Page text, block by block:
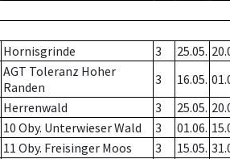
Hornisgrinde 3 25.05.
AGT Toleranz Hoher
Randen
3 16.05.
Herrenwald 3 25.05.
10 Oby. Unterwieser Wald 3 01.06.
11 Oby. Freisinger Moos 3 15.05.